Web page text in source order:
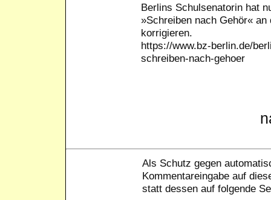
Berlins Schulsenatorin hat
»Schreiben nach Gehör«
korrigieren.
https://www.bz-berlin.de/
schreiben-nach-gehoer
Als Schutz gegen
Kommentareingabe auf
statt dessen auf folgende